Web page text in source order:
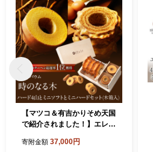
【マツコ＆有吉かりそめ天国
で紹介されました！】エレン
4山とミニソフトとミニハー
寄附金額 37,000円